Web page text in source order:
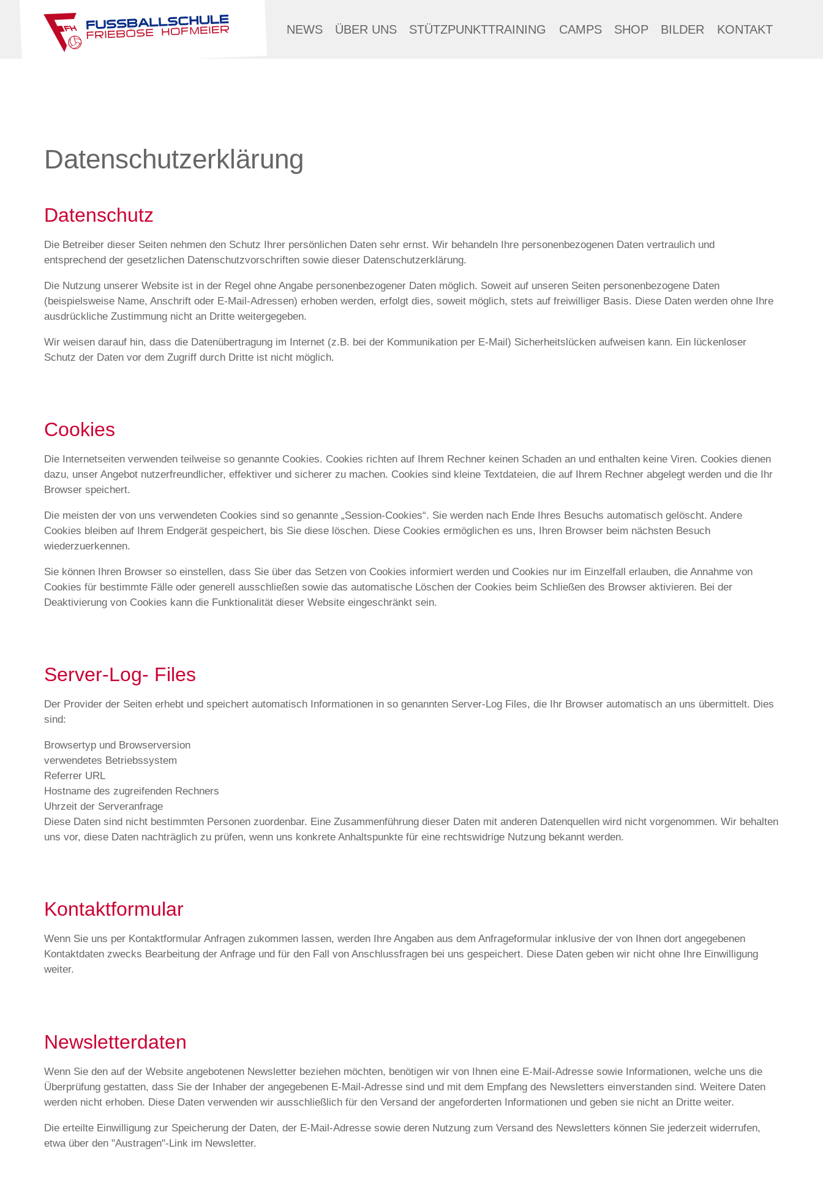
NEWS ÜBER UNS STÜTZPUNKTTRAINING CAMPS SHOP BILDER KONTAKT
Datenschutzerklärung
Datenschutz
Die Betreiber dieser Seiten nehmen den Schutz Ihrer persönlichen Daten sehr ernst. Wir behandeln Ihre personenbezogenen Daten vertraulich und
entsprechend der gesetzlichen Datenschutzvorschriften sowie dieser Datenschutzerklärung.
Die Nutzung unserer Website ist in der Regel ohne Angabe personenbezogener Daten möglich. Soweit auf unseren Seiten personenbezogene Daten
(beispielsweise Name, Anschrift oder E-Mail-Adressen) erhoben werden, erfolgt dies, soweit möglich, stets auf freiwilliger Basis. Diese Daten werden ohne Ihre
ausdrückliche Zustimmung nicht an Dritte weitergegeben.
Wir weisen darauf hin, dass die Datenübertragung im Internet (z.B. bei der Kommunikation per E-Mail) Sicherheitslücken aufweisen kann. Ein lückenloser
Schutz der Daten vor dem Zugriff durch Dritte ist nicht möglich.
Cookies
Die Internetseiten verwenden teilweise so genannte Cookies. Cookies richten auf Ihrem Rechner keinen Schaden an und enthalten keine Viren. Cookies dienen
dazu, unser Angebot nutzerfreundlicher, effektiver und sicherer zu machen. Cookies sind kleine Textdateien, die auf Ihrem Rechner abgelegt werden und die Ihr
Browser speichert.
Die meisten der von uns verwendeten Cookies sind so genannte „Session-Cookies“. Sie werden nach Ende Ihres Besuchs automatisch gelöscht. Andere
Cookies bleiben auf Ihrem Endgerät gespeichert, bis Sie diese löschen. Diese Cookies ermöglichen es uns, Ihren Browser beim nächsten Besuch
wiederzuerkennen.
Sie können Ihren Browser so einstellen, dass Sie über das Setzen von Cookies informiert werden und Cookies nur im Einzelfall erlauben, die Annahme von
Cookies für bestimmte Fälle oder generell ausschließen sowie das automatische Löschen der Cookies beim Schließen des Browser aktivieren. Bei der
Deaktivierung von Cookies kann die Funktionalität dieser Website eingeschränkt sein.
Server-Log- Files
Der Provider der Seiten erhebt und speichert automatisch Informationen in so genannten Server-Log Files, die Ihr Browser automatisch an uns übermittelt. Dies
sind:
Browsertyp und Browserversion
verwendetes Betriebssystem
Referrer URL
Hostname des zugreifenden Rechners
Uhrzeit der Serveranfrage
Diese Daten sind nicht bestimmten Personen zuordenbar. Eine Zusammenführung dieser Daten mit anderen Datenquellen wird nicht vorgenommen. Wir behalten
uns vor, diese Daten nachträglich zu prüfen, wenn uns konkrete Anhaltspunkte für eine rechtswidrige Nutzung bekannt werden.
Kontaktformular
Wenn Sie uns per Kontaktformular Anfragen zukommen lassen, werden Ihre Angaben aus dem Anfrageformular inklusive der von Ihnen dort angegebenen
Kontaktdaten zwecks Bearbeitung der Anfrage und für den Fall von Anschlussfragen bei uns gespeichert. Diese Daten geben wir nicht ohne Ihre Einwilligung
weiter.
Newsletterdaten
Wenn Sie den auf der Website angebotenen Newsletter beziehen möchten, benötigen wir von Ihnen eine E-Mail-Adresse sowie Informationen, welche uns die
Überprüfung gestatten, dass Sie der Inhaber der angegebenen E-Mail-Adresse sind und mit dem Empfang des Newsletters einverstanden sind. Weitere Daten
werden nicht erhoben. Diese Daten verwenden wir ausschließlich für den Versand der angeforderten Informationen und geben sie nicht an Dritte weiter.
Die erteilte Einwilligung zur Speicherung der Daten, der E-Mail-Adresse sowie deren Nutzung zum Versand des Newsletters können Sie jederzeit widerrufen,
etwa über den "Austragen"-Link im Newsletter.